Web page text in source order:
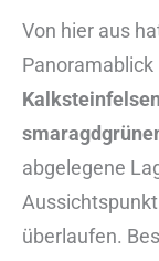
Von hier aus
Panoramablick
Kalksteinfelsen
abgelegene
überlaufen.